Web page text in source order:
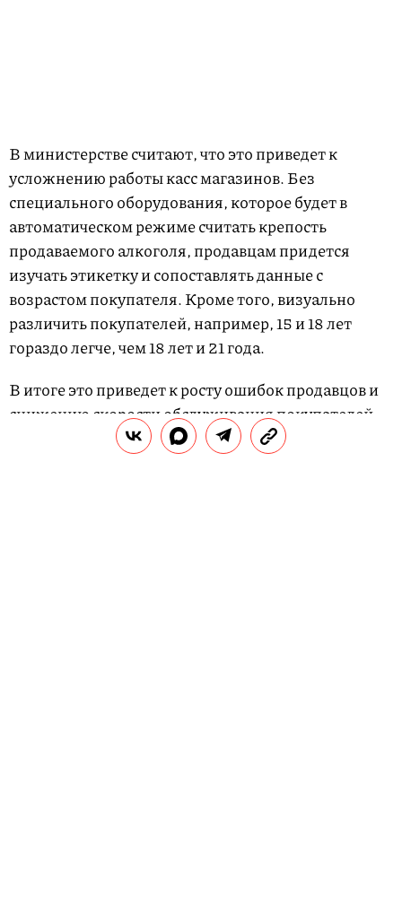
В министерстве считают, что это приведет к
усложнению работы касс магазинов. Без
специального оборудования, которое будет в
автоматическом режиме считать крепость
продаваемого алкоголя, продавцам придется
изучать этикетку и сопоставлять данные с
возрастом покупателя. Кроме того, визуально
различить покупателей, например, 15 и 18 лет
гораздо легче, чем 18 лет и 21 года.
В итоге это приведет к росту ошибок продавцов и
снижению скорости обслуживания покупателей.
Кроме того, может увеличиться число штрафов от
надзорных органов, если продавцы будут